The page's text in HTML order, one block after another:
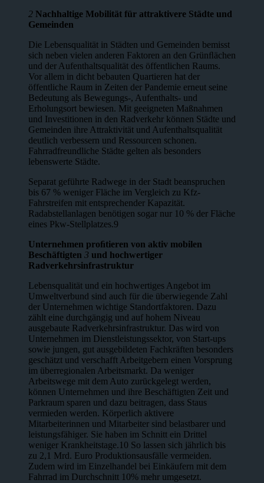
2 Nachhaltige Mobilität für attraktivere Städte und
Gemeinden
Die Lebensqualität in Städten und Gemeinden bemisst
sich neben vielen ande­ren Faktoren an den Grünﬂächen
und der Aufenthaltsqualität des öffentlichen Raums.
Vor allem in dicht bebauten Quartieren hat der
öffentliche Raum in Zeiten der Pandemie erneut seine
Bedeutung als Bewegungs-, Aufenthalts- und
Erholungsort bewiesen. Mit geeigneten Maßnahmen
und Investitionen in den Radverkehr können Städte und
Gemeinden ihre Attraktivität und Aufenthalts­qualität
deutlich verbessern und Ressourcen schonen.
Fahrradfreundliche Städte gelten als besonders
lebenswerte Städte.
Separat geführte Radwege in der Stadt beanspruchen
bis 67 % weniger Fläche im Vergleich zu Kfz-
Fahrstreifen mit entsprechender Kapazität.
Radabstellan­lagen benötigen sogar nur 10 % der Fläche
eines Pkw-Stellplatzes.9
Unternehmen proﬁtieren von aktiv mobilen
Beschäftigten 3 und hochwertiger
Radverkehrsinfrastruktur
Lebensqualität und ein hochwertiges Angebot im
Umweltverbund sind auch für die überwiegende Zahl
der Unternehmen wichtige Standortfaktoren. Dazu
zählt eine durchgängig und auf hohem Niveau
ausgebaute Radverkehrsinfra­struktur. Das wird von
Unternehmen im Dienstleistungssektor, von Start-ups
sowie jungen, gut ausgebildeten Fachkräften besonders
geschätzt und ver­schafft Arbeitgebern einen Vorsprung
im überregionalen Arbeitsmarkt. Da we­niger
Arbeitswege mit dem Auto zurückgelegt werden,
können Unternehmen und ihre Beschäftigten Zeit und
Parkraum sparen und dazu beitragen, dass Staus
vermieden werden. Körperlich aktivere
Mitarbeiterinnen und Mitarbeiter sind belastbarer und
leistungsfähiger. Sie haben im Schnitt ein Drittel
weniger Krankheitstage.10 So lassen sich jährlich bis
zu 2,1 Mrd. Euro Produktionsaus­fälle vermeiden.
Zudem wird im Einzelhandel bei Einkäufern mit dem
Fahrrad im Durchschnitt 10% mehr umgesetzt.